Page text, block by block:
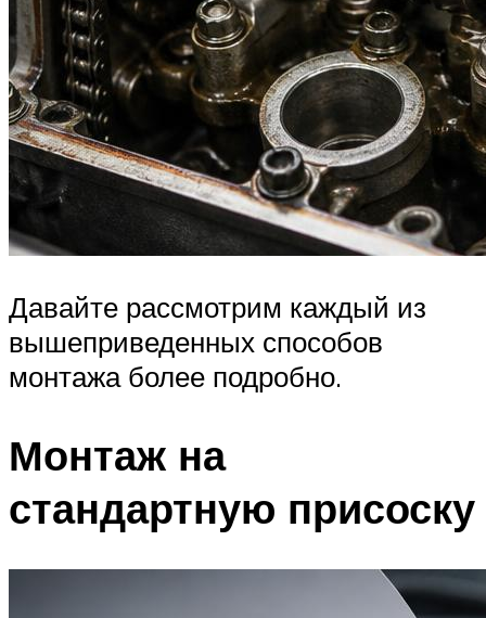
Давайте рассмотрим каждый из
вышеприведенных способов
монтажа более подробно.
Монтаж на
стандартную присоску